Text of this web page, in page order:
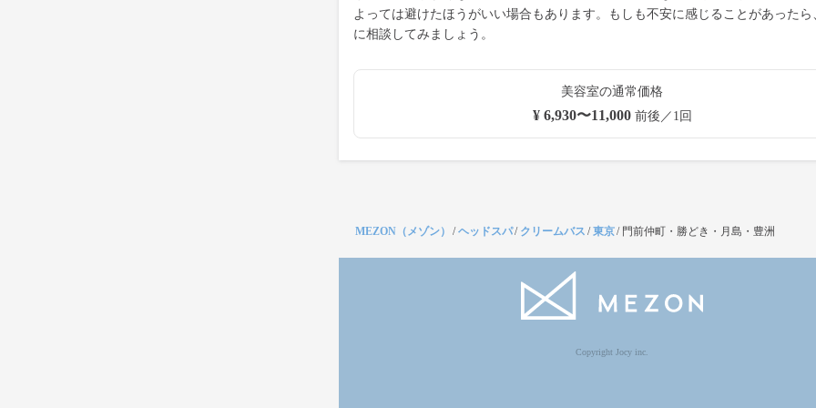
よっては避けたほうがいい場合もあります。もしも不安に感じることがあったら
に相談してみましょう。
美容室の通常価格
¥ 6,930〜11,000前後／1回
MEZON（メゾン） /ヘッドスパ/ クリームバス /東京/ 門前仲町・勝どき・月島・豊洲
Copyright Jocy inc.